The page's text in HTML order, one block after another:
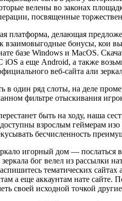
велены во законах
посвященные
платформа, делающая
взаимовыгодные бонусы, кои
базе Windows и MacOS.
а еще Android, а также
веб-сайта али
в один ряд слоты, на деле
фильтре отыскивания
быть на ходу, наша
взрослым геймерам
бесчисленность
игорный дом —
бог велел из
тематических
а еще аккаунтам нате
своей исходной точкой